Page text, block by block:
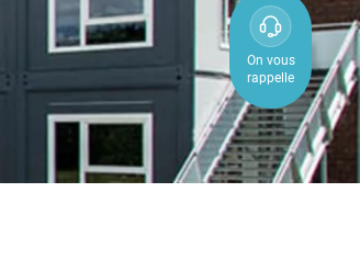
0800
850
800
On vous
rappelle